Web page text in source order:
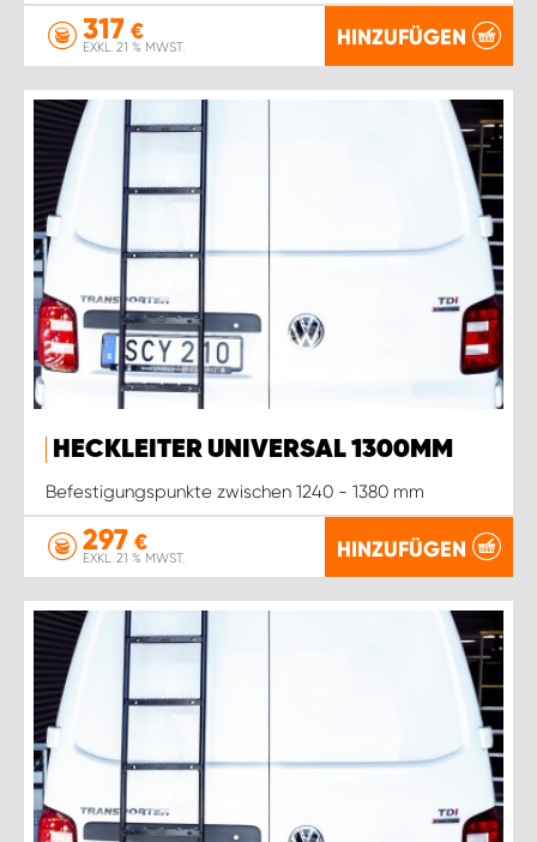
317 €
EXKL. 21 % MWST. HINZUFÜGEN
HECKLEITER UNIVERSAL 1300MM
Befestigungspunkte zwischen 1240 - 1380 mm
297 €
EXKL. 21 % MWST. HINZUFÜGEN